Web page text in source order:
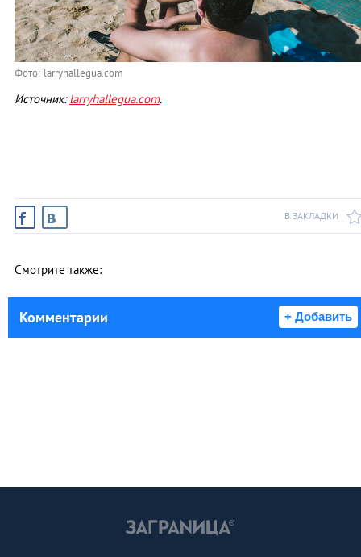
Фото: larryhallegua.com
Источник:larryhallegua.com.
В ЗАКЛАДКИ
Смотрите также:
Комментарии + Добавить